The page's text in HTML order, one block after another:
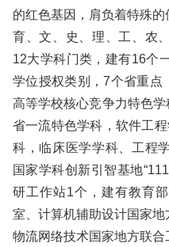
的红色基因，肩负着特殊
育、文、史、理、工、农
12大学科门类，建有16个
学位授权类别，7个省重点
高等学校核心竞争力特色
省一流特色学科，软件工
科，临床医学学科、工程
国家学科创新引智基地
研工作站1个，建有教育
室、计算机辅助设计国家
物流网络技术国家地方联